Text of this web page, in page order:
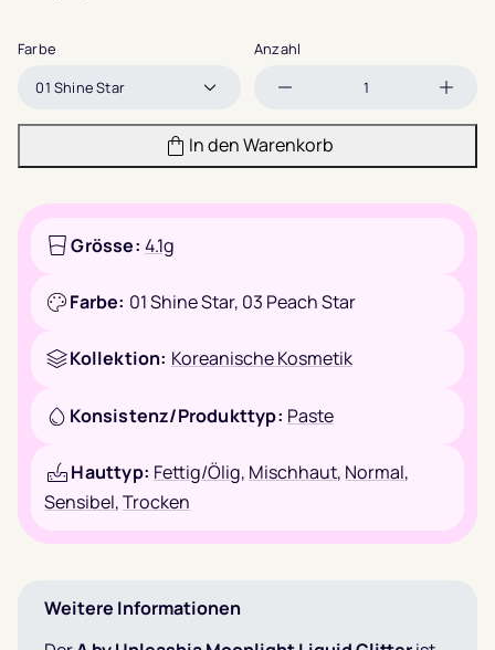
Farbe Anzahl
verringern
In den Warenkorb
Grösse: 4.1g
Farbe: 01 Shine Star, 03 Peach Star
Kollektion: Koreanische Kosmetik
Konsistenz/Produkttyp: Paste
Hauttyp: Fettig/Ölig, Mischhaut, Normal,
Sensibel,Trocken
Weitere Informationen